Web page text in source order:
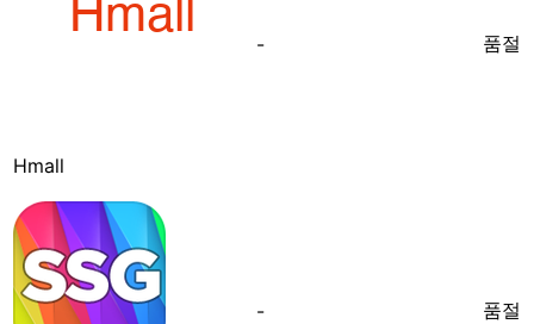
Hmall
- 품절
- 품절